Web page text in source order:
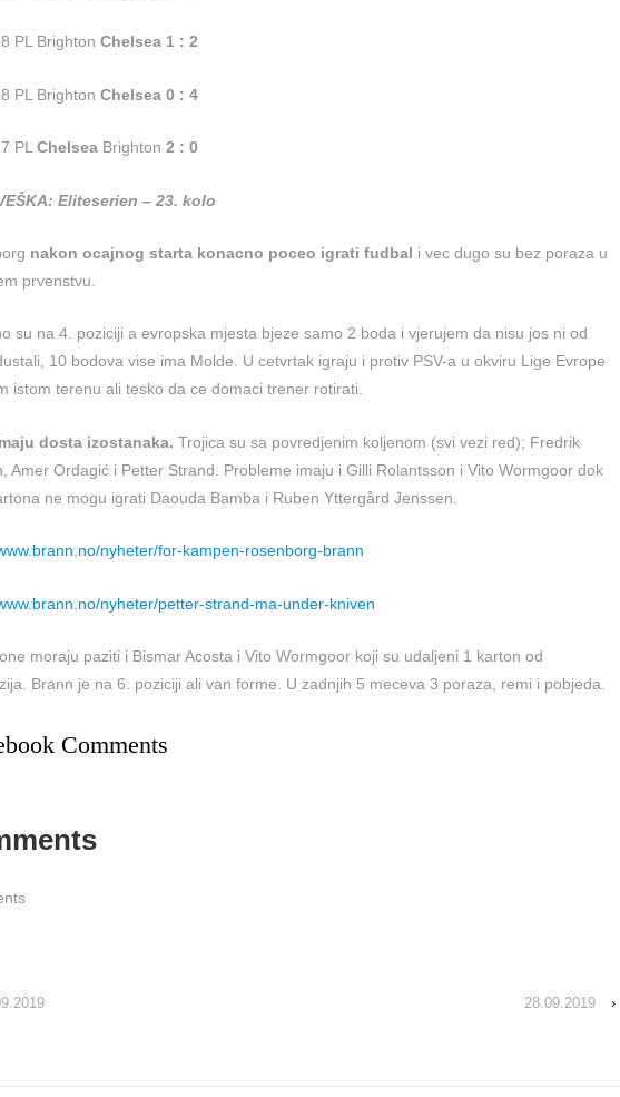
PL Brighton Chelsea 1 : 2
PL Brighton Chelsea 0 : 4
PLChelsea Brighton 2 : 0
Eliteserien – 23. kolo
nakon ocajnog starta konacno poceo igrati fudbal i vec dugo su bez poraza u
prvenstvu.
su na 4. poziciji a evropska mjesta bjeze samo 2 boda i vjerujem da nisu jos ni od
10 bodova vise ima Molde. U cetvrtak igraju i protiv PSV-a u okviru Lige Evrope
istom terenu ali tesko da ce domaci trener rotirati.
dosta izostanaka. Trojica su sa povredjenim koljenom (svi vezi red); Fredrik
Amer Ordagić i Petter Strand. Probleme imaju i Gilli Rolantsson i Vito Wormgoor dok
ne mogu igrati Daouda Bamba i Ruben Yttergård Jenssen.
nyheter/for-kampen-rosenborg-brann
nyheter/petter-strand-ma-under-kniven
moraju paziti i Bismar Acosta i Vito Wormgoor koji su udaljeni 1 karton od
Brann je na 6. poziciji ali van forme. U zadnjih 5 meceva 3 poraza, remi i pobjeda.
Comments
28.09.2019 ›